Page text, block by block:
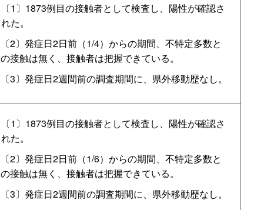
〔1〕1873例目の接触者として検査し、陽性が確認さ
れた。
〔2〕発症日2日前（1/4）からの期間、不特定多数と
の接触は無く、接触者は把握できている。
〔3〕発症日2週間前の調査期間に、県外移動歴なし。
〔1〕1873例目の接触者として検査し、陽性が確認さ
れた。
〔2〕発症日2日前（1/6）からの期間、不特定多数と
の接触は無く、接触者は把握できている。
〔3〕発症日2週間前の調査期間に、県外移動歴なし。